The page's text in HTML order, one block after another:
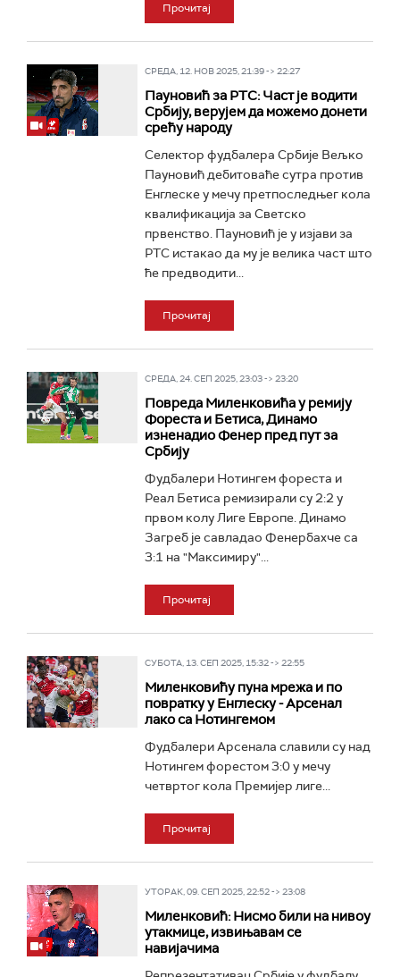
Прочитај
СРЕДА, 12. НОВ 2025, 21:39 -> 22:27
Пауновић за РТС: Част је водити
Србију, верујем да можемо донети
срећу народу
Селектор фудбалера Србије Вељко
Пауновић дебитоваће сутра против
Енглеске у мечу претпоследњег кола
квалификација за Светско
првенство. Пауновић је у изјави за
РТС истакао да му је велика част што
ће предводити...
Прочитај
СРЕДА, 24. СЕП 2025, 23:03 -> 23:20
Повреда Миленковића у ремију
Фореста и Бетиса, Динамо
изненадио Фенер пред пут за
Србију
Фудбалери Нотингем фореста и
Реал Бетиса ремизирали су 2:2 у
првом колу Лиге Европе. Динамо
Загреб је савладао Фенербахче са
3:1 на "Максимиру"...
Прочитај
СУБОТА, 13. СЕП 2025, 15:32 -> 22:55
Миленковићу пуна мрежа и по
повратку у Енглеску - Арсенал
лако са Нотингемом
Фудбалери Арсенала славили су над
Нотингем форестом 3:0 у мечу
четвртог кола Премијер лиге...
Прочитај
УТОРАК, 09. СЕП 2025, 22:52 -> 23:08
Миленковић: Нисмо били на нивоу
утакмице, извињавам се
навијачима